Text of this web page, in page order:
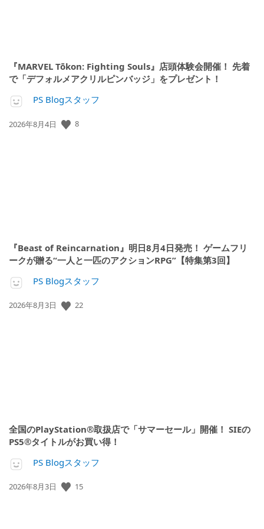
『MARVEL Tōkon: Fighting Souls』店頭体験会開催！ 先着
で「デフォルメアクリルピンバッジ」をプレゼント！
PS Blogスタッフ
公
2026年8月4日 8
『Beast of Reincarnation』明日8月4日発売！ ゲームフリ
ークが贈る“一人と一匹のアクションRPG”【特集第3回】
PS Blogスタッフ
公
2026年8月3日 22
全国のPlayStation®取扱店で「サマーセール」開催！ SIEの
PS5®タイトルがお買い得！
PS Blogスタッフ
公
2026年8月3日 15